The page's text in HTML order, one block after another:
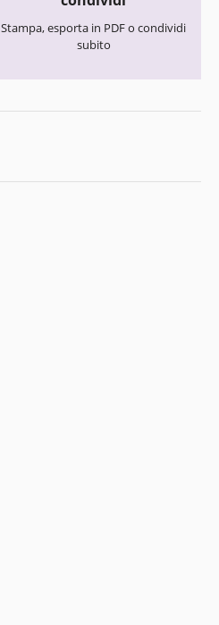
Stampa, esporta in PDF o condividi
subito